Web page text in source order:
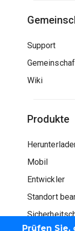
Prüfen
Support
Wiki
Produkte
Mobil
Entwickler
Standort